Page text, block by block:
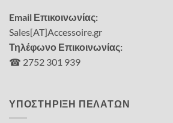
Email Επικοινωνίας:
Sales[AT]Accessoire.gr
Τηλέφωνο Επικοινωνίας:
☎ 2752 301 939
ΥΠΟΣΤΗΡΙΞΗ ΠΕΛΑΤΩΝ